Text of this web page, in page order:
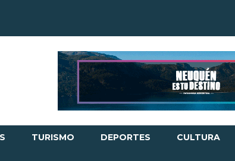
TURISMO DEPORTES CULTURA